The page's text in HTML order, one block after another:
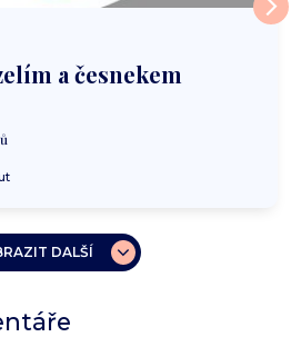
a česnekem
DALŠÍ